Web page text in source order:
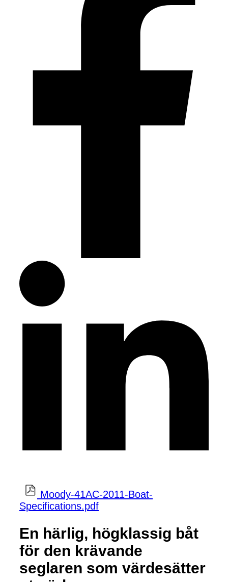
Moody-41AC-2011-Boat-
Specifications.pdf
En härlig, högklassig båt
för den krävande
seglaren som värdesätter